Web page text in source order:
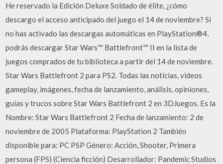
He reservado la Edición Deluxe Soldado de élite, ¿cómo
descargo el acceso anticipado del juego el 14 de noviembre? Si
no has activado las descargas automáticas en PlayStation®4,
podrás descargar Star Wars™ Battlefront™ II en la lista de
juegos comprados de tu biblioteca a partir del 14 de noviembre.
Star Wars Battlefront 2 para PS2. Todas las noticias, videos
gameplay, imágenes, fecha de lanzamiento, análisis, opiniones,
guías y trucos sobre Star Wars Battlefront 2 en 3DJuegos. Es la
Nombre: Star Wars Battlefront 2 Fecha de lanzamiento: 2 de
noviembre de 2005 Plataforma: PlayStation 2 También
disponible para: PC PSP Género: Acción, Shooter, Primera
persona (FPS) (Ciencia ficción) Desarrollador: Pandemic Studios